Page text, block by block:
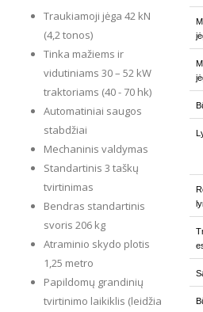
Traukiamoji jėga 42 kN
(4,2 tonos)
Tinka mažiems ir
vidutiniams 30 – 52 kW
traktoriams (40 - 70 hk)
Automatiniai saugos
stabdžiai
Mechaninis valdymas
Standartinis 3 taškų
tvirtinimas
Bendras standartinis
svoris 206 kg
Atraminio skydo plotis
1,25 metro
Papildomų grandinių
tvirtinimo laikiklis (leidžia